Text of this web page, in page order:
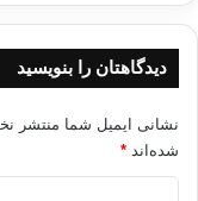
چیزی که به
است ملازم ایمان و
است؛چرا که هیچ
برادریی بدون
راستگویی بدون
دیدگاهتان را بنویسید
نشانی ایمیل شما منتشر
شده‌اند *